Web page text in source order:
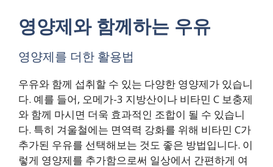
영양제와 함께하는 우유
영양제를 더한 활용법
우유와 함께 섭취할 수 있는 다양한 영양제가 있습니
다. 예를 들어, 오메가-3 지방산이나 비타민 C 보충제
와 함께 마시면 더욱 효과적인 조합이 될 수 있습니
다. 특히 겨울철에는 면역력 강화를 위해 비타민 C가
추가된 우유를 선택해보는 것도 좋은 방법입니다. 이
렇게 영양제를 추가함으로써 일상에서 간편하게 여